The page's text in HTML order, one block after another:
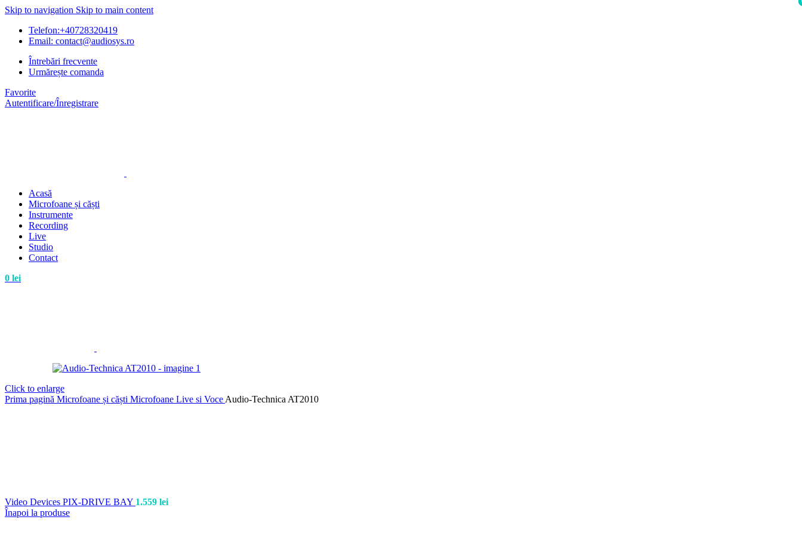
Skip to navigation Skip to main content
Telefon:+40728320419
Email: contact@audiosys.ro
Întrebări frecvente
Urmărește comanda
Favorite
Autentificare/Înregistrare
Acasă
Microfoane și căști
Instrumente
Recording
Live
Studio
Contact
0 lei
Click to enlarge
Prima pagină Microfoane și căști Microfoane Live si Voce Audio-Technica AT2010
Video Devices PIX-DRIVE BAY 1.559 lei
Înapoi la produse